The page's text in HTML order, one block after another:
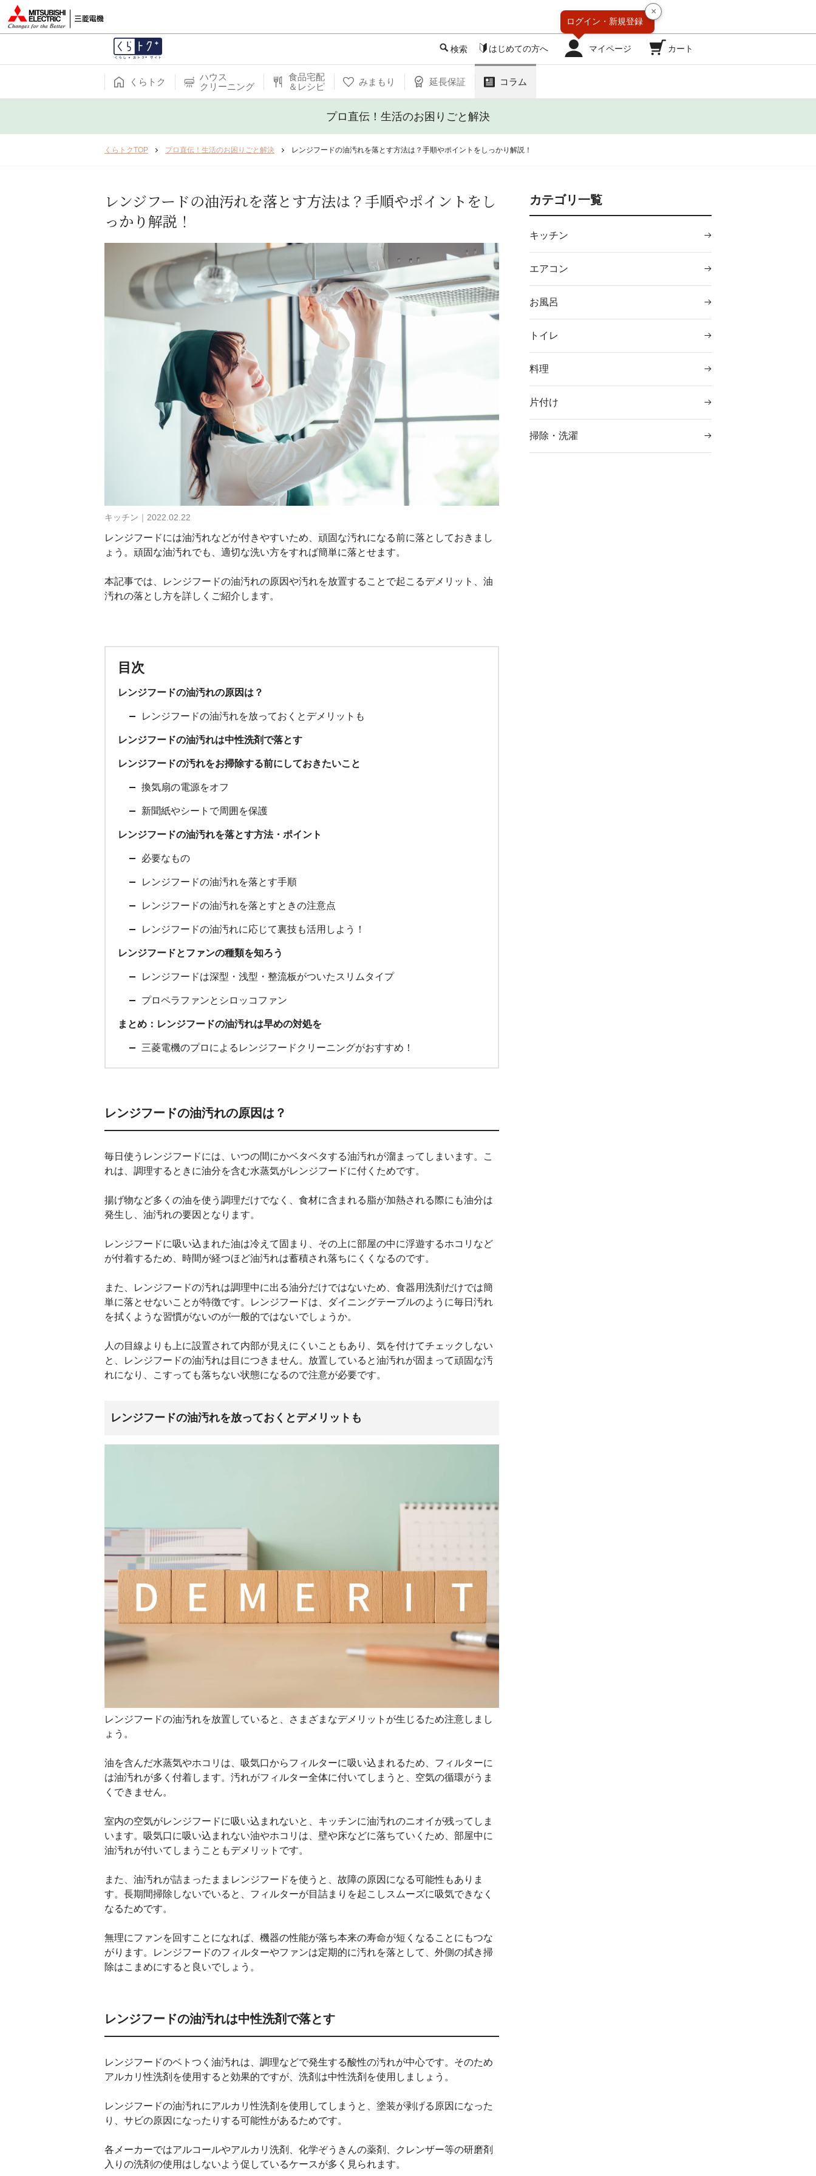
検索 はじめての方へ マイページ
×
ログイン・ 新規登録
カート
くらトク
ハウス
クリーニング
食品宅配
＆レシピ
みまもり 延長保証 コラム
プロ直伝！生活のお困りごと解決
くらトクTOP プロ直伝！生活のお困りごと解決 レンジフードの油汚れを落とす方法は？手順やポイントをしっかり解説！
レンジフードの油汚れを落とす方法は？手順やポイントをし
っかり解説！
キッチン｜2022.02.22
レンジフードには油汚れなどが付きやすいため、頑固な汚れになる前に落としておきまし
ょう。頑固な油汚れでも、適切な洗い方をすれば簡単に落とせます。
本記事では、レンジフードの油汚れの原因や汚れを放置することで起こるデメリット、油
汚れの落とし方を詳しくご紹介します。
目次
レンジフードの油汚れの原因は？
レンジフードの油汚れを放っておくとデメリットも
レンジフードの油汚れは中性洗剤で落とす
レンジフードの汚れをお掃除する前にしておきたいこと
換気扇の電源をオフ
新聞紙やシートで周囲を保護
レンジフードの油汚れを落とす方法・ポイント
必要なもの
レンジフードの油汚れを落とす手順
レンジフードの油汚れを落とすときの注意点
レンジフードの油汚れに応じて裏技も活用しよう！
レンジフードとファンの種類を知ろう
レンジフードは深型・浅型・整流板がついたスリムタイプ
プロペラファンとシロッコファン
まとめ：レンジフードの油汚れは早めの対処を
三菱電機のプロによるレンジフードクリーニングがおすすめ！
レンジフードの油汚れの原因は？
毎日使うレンジフードには、いつの間にかベタベタする油汚れが溜まってしまいます。こ
れは、調理するときに油分を含む水蒸気がレンジフードに付くためです。
揚げ物など多くの油を使う調理だけでなく、食材に含まれる脂が加熱される際にも油分は
発生し、油汚れの要因となります。
レンジフードに吸い込まれた油は冷えて固まり、その上に部屋の中に浮遊するホコリなど
が付着するため、時間が経つほど油汚れは蓄積され落ちにくくなるのです。
また、レンジフードの汚れは調理中に出る油分だけではないため、食器用洗剤だけでは簡
単に落とせないことが特徴です。レンジフードは、ダイニングテーブルのように毎日汚れ
を拭くような習慣がないのが一般的ではないでしょうか。
人の目線よりも上に設置されて内部が見えにくいこともあり、気を付けてチェックしない
と、レンジフードの油汚れは目につきません。放置していると油汚れが固まって頑固な汚
れになり、こすっても落ちない状態になるので注意が必要です。
レンジフードの油汚れを放っておくとデメリットも
レンジフードの油汚れを放置していると、さまざまなデメリットが生じるため注意しまし
ょう。
油を含んだ水蒸気やホコリは、吸気口からフィルターに吸い込まれるため、フィルターに
は油汚れが多く付着します。汚れがフィルター全体に付いてしまうと、空気の循環がうま
くできません。
室内の空気がレンジフードに吸い込まれないと、キッチンに油汚れのニオイが残ってしま
います。吸気口に吸い込まれない油やホコリは、壁や床などに落ちていくため、部屋中に
油汚れが付いてしまうこともデメリットです。
また、油汚れが詰まったままレンジフードを使うと、故障の原因になる可能性もありま
す。長期間掃除しないでいると、フィルターが目詰まりを起こしスムーズに吸気できなく
なるためです。
無理にファンを回すことになれば、機器の性能が落ち本来の寿命が短くなることにもつな
がります。レンジフードのフィルターやファンは定期的に汚れを落として、外側の拭き掃
除はこまめにすると良いでしょう。
レンジフードの油汚れは中性洗剤で落とす
レンジフードのベトつく油汚れは、調理などで発生する酸性の汚れが中心です。そのため
アルカリ性洗剤を使用すると効果的ですが、洗剤は中性洗剤を使用しましょう。
レンジフードの油汚れにアルカリ性洗剤を使用してしまうと、塗装が剥げる原因になった
り、サビの原因になったりする可能性があるためです。
各メーカーではアルコールやアルカリ洗剤、化学ぞうきんの薬剤、クレンザー等の研磨剤
入りの洗剤の使用はしないよう促しているケースが多く見られます。
カテゴリ一覧
キッチン
エアコン
お風呂
トイレ
料理
片付け
掃除・洗濯